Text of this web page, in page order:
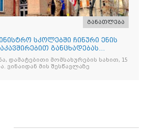
განათლება
სკოლებში ჩინური ენის
განცხადებას
დამატებითი მომსახურების სახით, 15
ვინაიდან მის შესწავლაზე